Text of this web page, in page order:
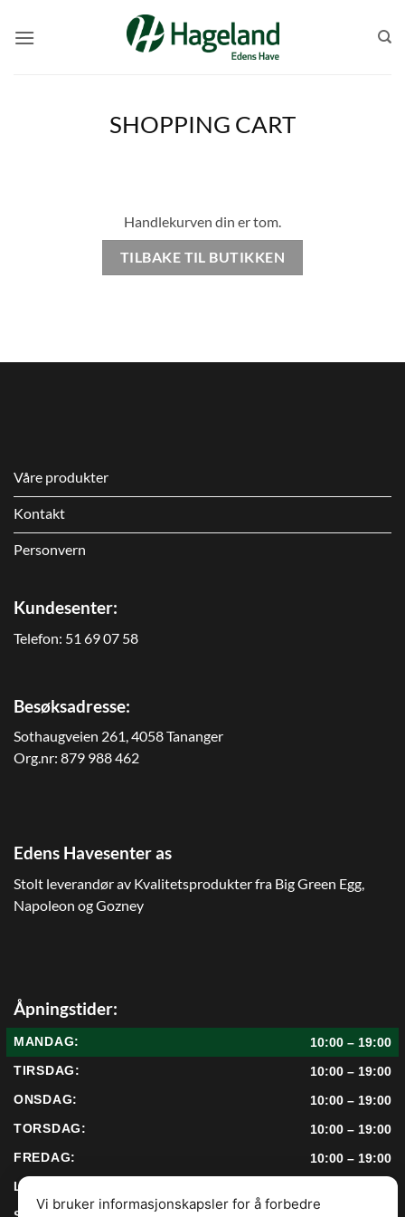
SHOPPING CART
Handlekurven din er tom.
TILBAKE TIL BUTIKKEN
Våre produkter
Kontakt
Personvern
Kundesenter:
Telefon: 51 69 07 58
Besøksadresse:
Sothaugveien 261, 4058 Tananger
Org.nr: 879 988 462
Edens Havesenter as
Stolt leverandør av Kvalitetsprodukter fra Big Green Egg,
Napoleon og Gozney
Åpningstider:
MANDAG:
10:00 – 19:00
TIRSDAG:
10:00 – 19:00
ONSDAG:
10:00 – 19:00
TORSDAG:
10:00 – 19:00
FREDAG:
10:00 – 19:00
LØRDAG:
Vi bruker informasjonskapsler for å forbedre